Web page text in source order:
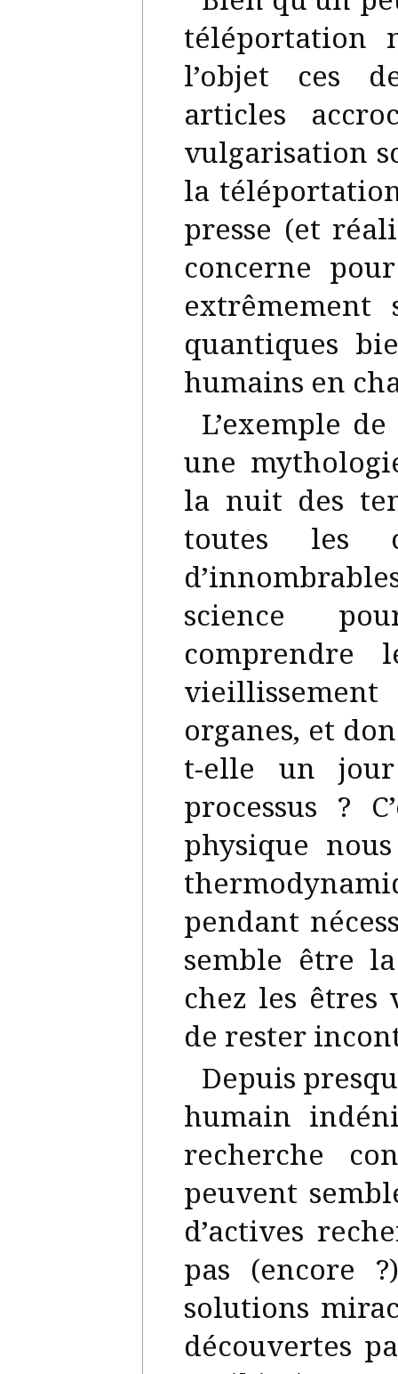
téléportation
l’objet ces
articles
vulgarisation
la
presse (et
concerne
extrêmement
quantiques
humains en
L’exemple
une
la nuit des
toutes les
science
comprendre
organes, et
t-elle un
processus ?
physique
pendant
semble être
chez les
de rester
Depuis
humain
recherche
peuvent
d’actives
pas (encore
solutions
découvertes